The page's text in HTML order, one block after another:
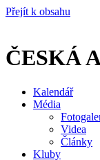
Přejít k obsahu
ČESKÁ
Kalendář
Média
Videa
Články
Kluby